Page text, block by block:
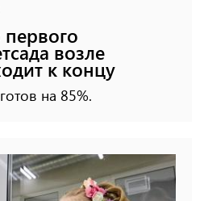
первого
возле
к концу
на 85%.